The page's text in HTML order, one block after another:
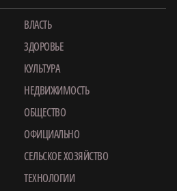
ВЛАСТЬ
ЗДОРОВЬЕ
КУЛЬТУРА
НЕДВИЖИМОСТЬ
ОБЩЕСТВО
ОФИЦИАЛЬНО
СЕЛЬСКОЕ ХОЗЯЙСТВО
ТЕХНОЛОГИИ